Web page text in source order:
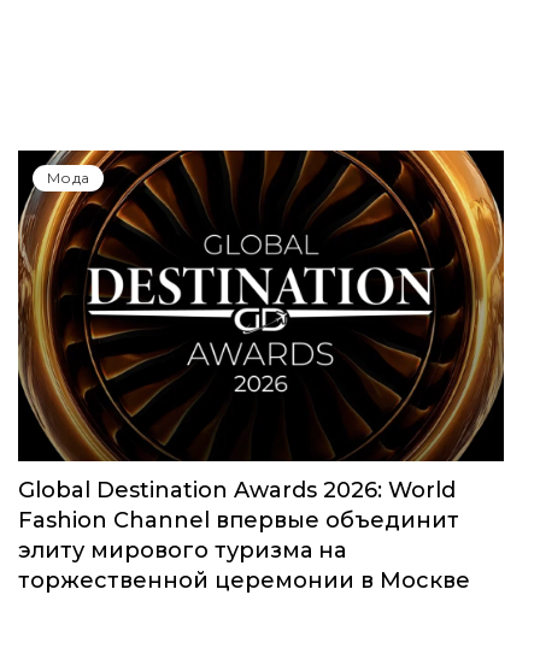
Мода
Global Destination Awards 2026: World
Fashion Channel впервые объединит
элиту мирового туризма на
торжественной церемонии в Москве